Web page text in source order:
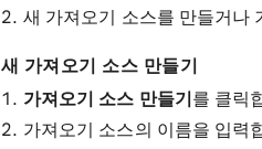
새 가져오기 소스를 만들거나
새 가져오기 소스 만들기
가져오기 소스 만들기 를 클릭
가져오기 소스의 이름을 입력